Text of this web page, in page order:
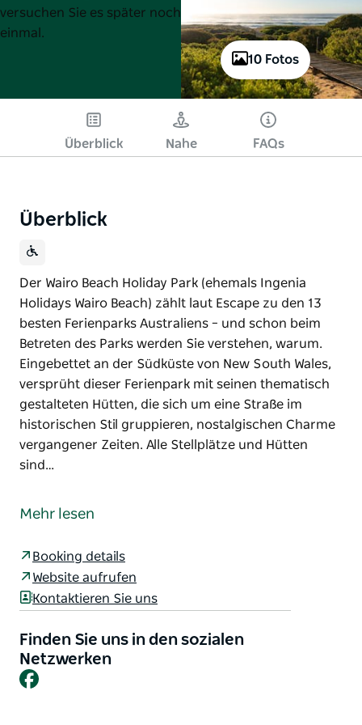
10 Fotos
versuchen Sie es später noch
einmal.
Überblick Nahe FAQs
Überblick
Der Wairo Beach Holiday Park (ehemals Ingenia
Holidays Wairo Beach) zählt laut Escape zu den 13
besten Ferienparks Australiens – und schon beim
Betreten des Parks werden Sie verstehen, warum.
Eingebettet an der Südküste von New South Wales,
versprüht dieser Ferienpark mit seinen thematisch
gestalteten Hütten, die sich um eine Straße im
historischen Stil gruppieren, nostalgischen Charme
vergangener Zeiten. Alle Stellplätze und Hütten
sind…
Holidays Wairo Beach) zählt laut Escape zu den 13
Eingebettet an der Südküste von New South Wales,
versprüht dieser Ferienpark mit seinen thematisch
gestalteten Hütten, die sich um eine Straße im
historischen Stil gruppieren, nostalgischen Charme
vergangener Zeiten. Alle Stellplätze und Hütten sind
ganzjährig haustierfreundlich, sodass auch Ihre
Mehr lesen
Booking details
Website aufrufen
Kontaktieren Sie uns
Finden Sie uns in den sozialen
Netzwerken
Facebook